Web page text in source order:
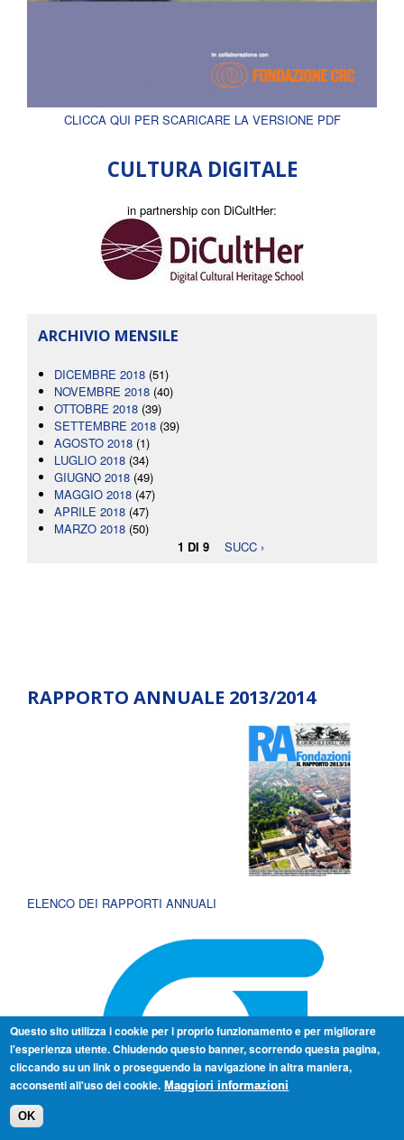
CLICCA QUI PER SCARICARE LA VERSIONE PDF
CULTURA DIGITALE
in partnership con DiCultHer:
ARCHIVIO MENSILE
DICEMBRE 2018 (51)
NOVEMBRE 2018 (40)
OTTOBRE 2018 (39)
SETTEMBRE 2018 (39)
AGOSTO 2018 (1)
LUGLIO 2018 (34)
GIUGNO 2018 (49)
MAGGIO 2018 (47)
APRILE 2018 (47)
MARZO 2018 (50)
1 DI 9
SUCC ›
RAPPORTO ANNUALE 2013/2014
ELENCO DEI RAPPORTI ANNUALI
Questo sito utilizza i cookie per i proprio funzionamento e per migliorare
l'esperienza utente. Chiudendo questo banner, scorrendo questa pagina,
cliccando su un link o proseguendo la navigazione in altra maniera,
acconsenti all'uso dei cookie. Maggiori informazioni
OK